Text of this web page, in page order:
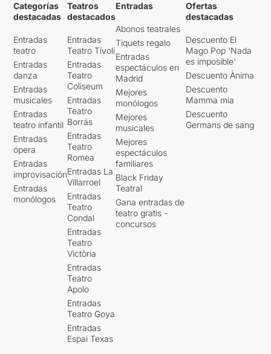
Categorías
destacadas
Entradas
teatro
Entradas
danza
Entradas
musicales
Entradas
teatro infantil
Entradas
ópera
Entradas
improvisación
Entradas
monólogos
Teatros
destacados
Entradas
Teatro Tívoli
Entradas
Teatro
Coliseum
Entradas
Teatro
Borrás
Entradas
Teatro
Romea
Entradas La
Villarroel
Entradas
Teatro
Condal
Entradas
Teatro
Victòria
Entradas
Teatro
Apolo
Entradas
Teatro Goya
Entradas
Espai Texas
Entradas
Abonos teatrales
Tiquets regalo
Entradas
espectáculos en
Madrid
Mejores
monólogos
Mejores
musicales
Mejores
espectáculos
familiares
Black Friday
Teatral
Gana entradas de
teatro gratis -
concursos
Ofertas
destacadas
Descuento El
Mago Pop 'Nada
es imposible'
Descuento Ànima
Descuento
Mamma mia
Descuento
Germans de sang